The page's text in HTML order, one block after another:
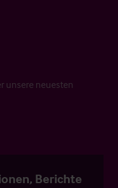
unsere neuesten
Berichte